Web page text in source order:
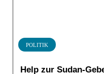
POLITIK
Help zur Sudan-